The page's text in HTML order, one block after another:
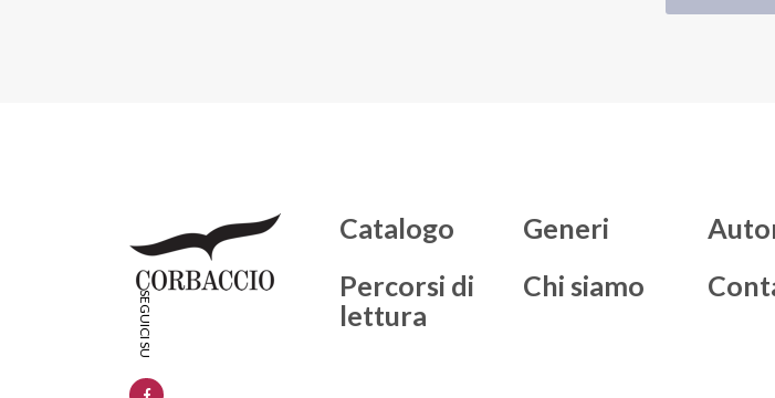
Catalogo
Percorsi di
lettura
Generi
Chi siamo